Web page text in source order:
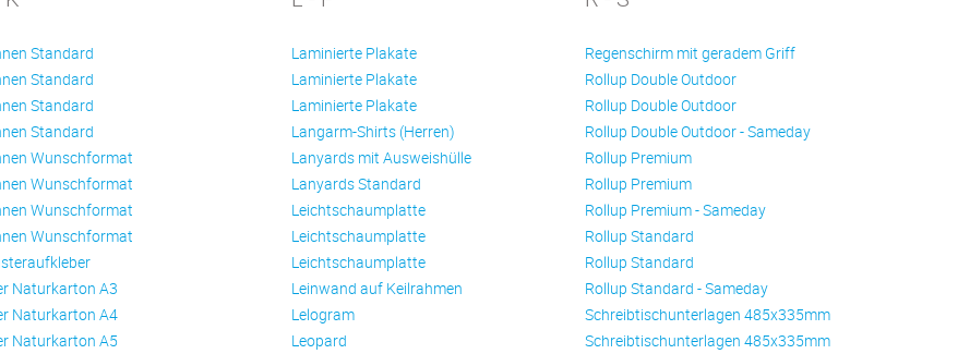
Standard
Standard
Standard
Standard
Wunschformat
Wunschformat
Wunschformat
Wunschformat
Naturkarton A3
Naturkarton A4
Naturkarton A5
Laminierte Plakate
Laminierte Plakate
Laminierte Plakate
Langarm-Shirts (Herren)
Lanyards mit Ausweishülle
Lanyards Standard
Leichtschaumplatte
Leichtschaumplatte
Leichtschaumplatte
Leinwand auf Keilrahmen
Lelogram
Leopard
Regenschirm mit geradem Griff
Rollup Double Outdoor
Rollup Double Outdoor
Rollup Double Outdoor - Sameday
Rollup Premium
Rollup Premium
Rollup Premium - Sameday
Rollup Standard
Rollup Standard
Rollup Standard - Sameday
Schreibtischunterlagen 485x335mm
Schreibtischunterlagen 485x335mm